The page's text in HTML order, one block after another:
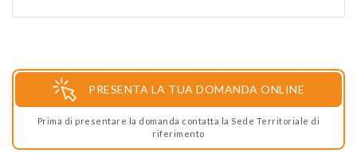
PRESENTA LA TUA DOMANDA ONLINE
Prima di presentare la domanda contatta la Sede Territoriale di
riferimento